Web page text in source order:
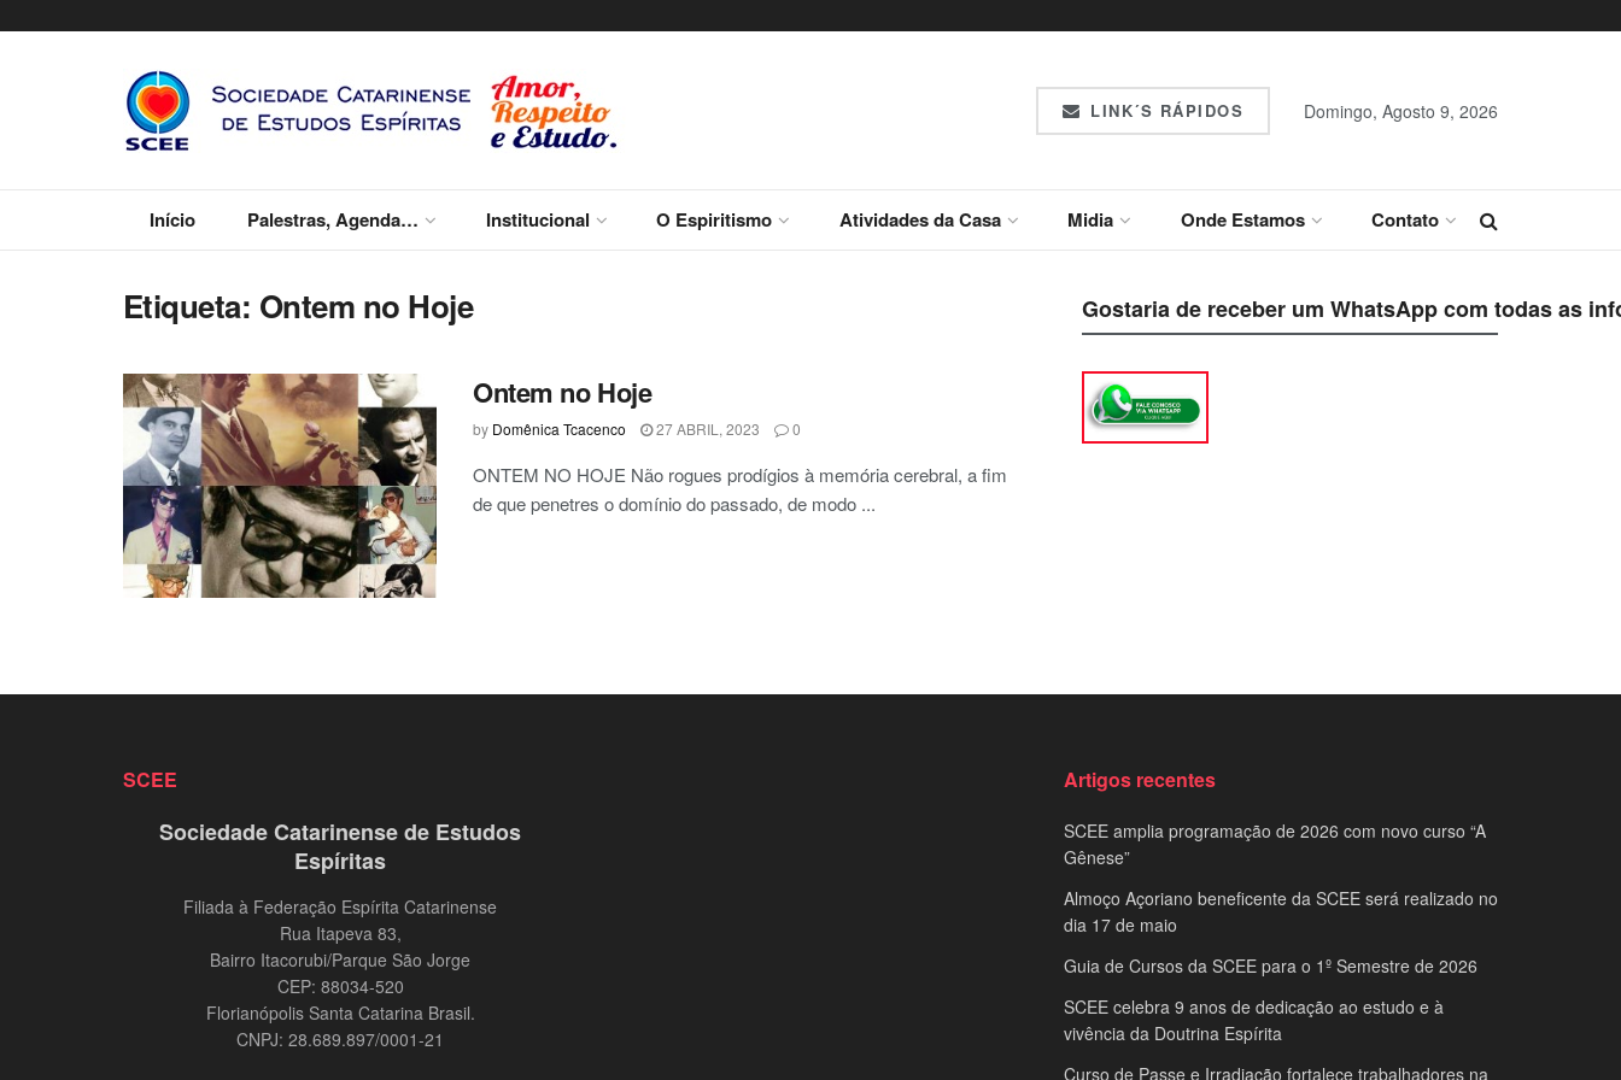
LINK´S RÁPIDOS Domingo, Agosto 9, 2026
Início Palestras, Agenda… Institucional O Espiritismo Atividades da Casa Midia Onde Estamos Contato
Etiqueta: Ontem no Hoje
Ontem no Hoje
by Domênica Tcacenco 27 ABRIL, 2023 0
ONTEM NO HOJE Não rogues prodígios à memória cerebral, a fim
de que penetres o domínio do passado, de modo ...
Gostaria de receber um WhatsApp com todas as
SCEE
Sociedade Catarinense de Estudos
Espíritas
Filiada à Federação Espírita Catarinense
Rua Itapeva 83,
Bairro Itacorubi/Parque São Jorge
CEP: 88034-520
Florianópolis Santa Catarina Brasil.
CNPJ: 28.689.897/0001-21
Artigos recentes
SCEE amplia programação de 2026 com novo curso “A
Gênese”
Almoço Açoriano beneficente da SCEE será realizado no
dia 17 de maio
Guia de Cursos da SCEE para o 1º Semestre de 2026
SCEE celebra 9 anos de dedicação ao estudo e à
vivência da Doutrina Espírita
Curso de Passe e Irradiação fortalece trabalhadores na